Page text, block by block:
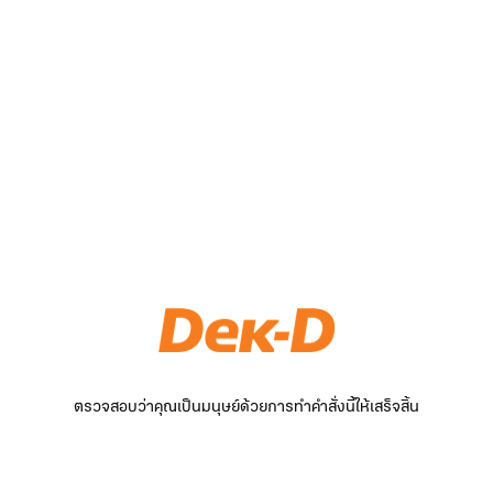
ตรวจสอบว่าคุณเป็นมนุษย์ด้วยการทำคำสั่งนี้ให้เสร็จสิ้น